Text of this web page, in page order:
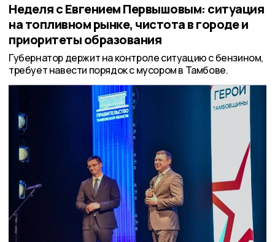
Неделя с Евгением Первышовым: ситуация
на топливном рынке, чистота в городе и
приоритеты образования
Губернатор держит на контроле ситуацию с бензином,
требует навести порядок с мусором в Тамбове.